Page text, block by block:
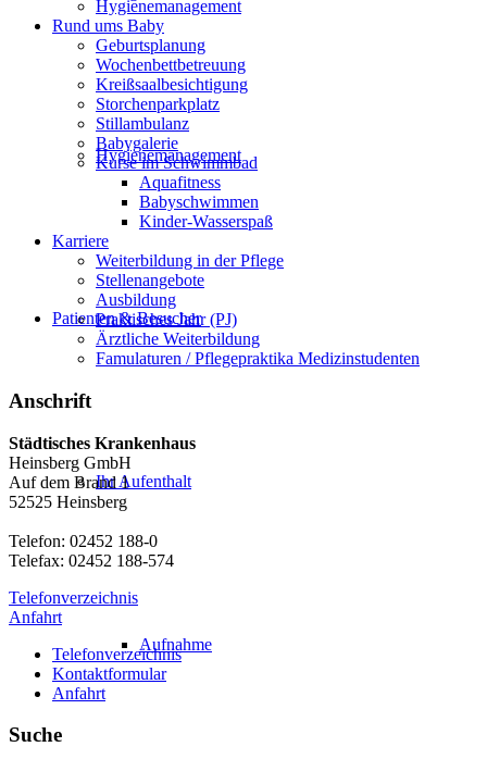
Hygienemanagement
Patienten & Besucher
Ihr Aufenthalt
Aufnahme
Hygienemanagement
Rund ums Baby
Geburtsplanung
Wochenbettbetreuung
Kreißsaalbesichtigung
Storchenparkplatz
Stillambulanz
Babygalerie
Kurse im Schwimmbad
Aquafitness
Babyschwimmen
Kinder-Wasserspaß
Karriere
Weiterbildung in der Pflege
Stellenangebote
Ausbildung
Praktisches Jahr (PJ)
Ärztliche Weiterbildung
Famulaturen / Pflegepraktika Medizinstudenten
Anschrift
Städtisches Krankenhaus
Heinsberg GmbH
Auf dem Brand 1
52525 Heinsberg
Telefon: 02452 188-0
Telefax: 02452 188-574
Telefonverzeichnis
Anfahrt
Telefonverzeichnis
Kontaktformular
Anfahrt
Suche